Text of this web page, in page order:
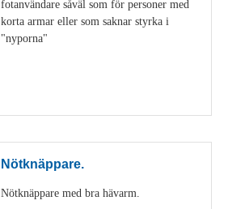
fotanvändare såväl som för personer med
korta armar eller som saknar styrka i
"nyporna"
Nötknäppare.
Nötknäppare med bra hävarm.